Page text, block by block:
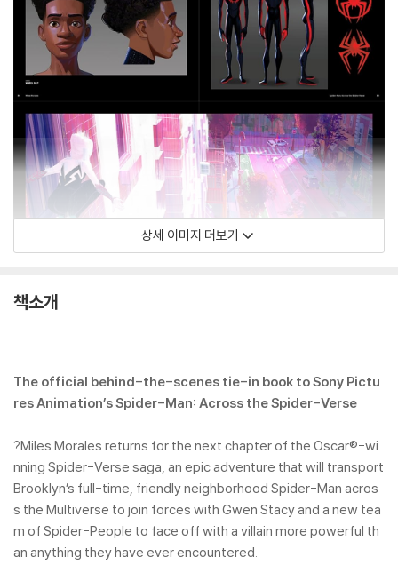
상세 이미지 더보기
책소개
The official behind-the-scenes tie-in book to Sony Pictu
res Animation’s Spider-Man: Across the Spider-Verse
?Miles Morales returns for the next chapter of the Oscar®-wi
nning Spider-Verse saga, an epic adventure that will transport
Brooklyn’s full-time, friendly neighborhood Spider-Man acros
s the Multiverse to join forces with Gwen Stacy and a new tea
m of Spider-People to face off with a villain more powerful th
an anything they have ever encountered.